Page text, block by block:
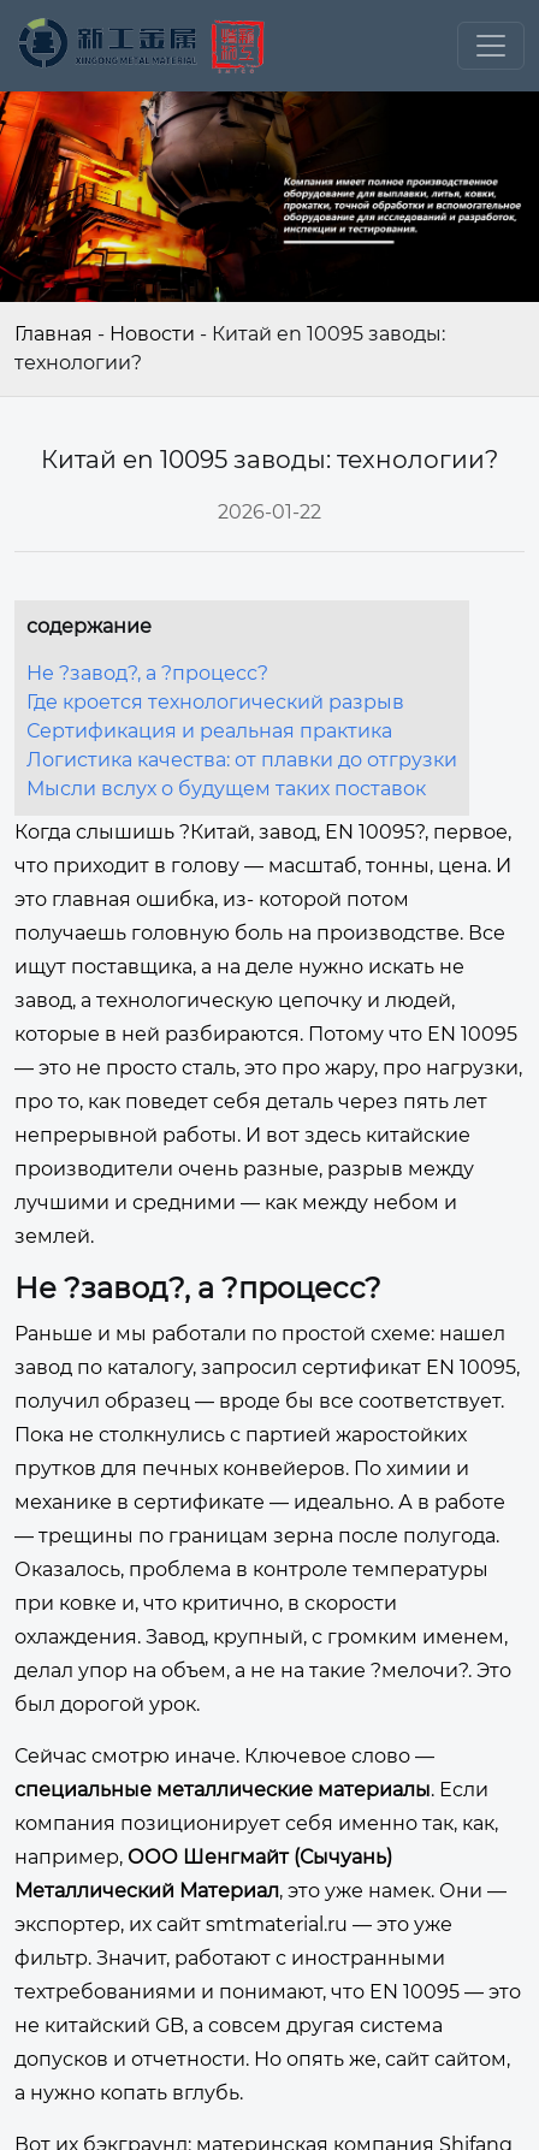
Главная - Новости - Китай en 10095 заводы:
технологии?
Китай en 10095 заводы: технологии?
2026-01-22
содержание
Не ?завод?, а ?процесс?
Где кроется технологический разрыв
Сертификация и реальная практика
Логистика качества: от плавки до отгрузки
Мысли вслух о будущем таких поставок
Когда слышишь ?Китай, завод, EN 10095?, первое,
что приходит в голову — масштаб, тонны, цена. И
это главная ошибка, из- которой потом
получаешь головную боль на производстве. Все
ищут поставщика, а на деле нужно искать не
завод, а технологическую цепочку и людей,
которые в ней разбираются. Потому что EN 10095
— это не просто сталь, это про жару, про нагрузки,
про то, как поведет себя деталь через пять лет
непрерывной работы. И вот здесь китайские
производители очень разные, разрыв между
лучшими и средними — как между небом и
землей.
Не ?завод?, а ?процесс?
Раньше и мы работали по простой схеме: нашел
завод по каталогу, запросил сертификат EN 10095,
получил образец — вроде бы все соответствует.
Пока не столкнулись с партией жаростойких
прутков для печных конвейеров. По химии и
механике в сертификате — идеально. А в работе
— трещины по границам зерна после полугода.
Оказалось, проблема в контроле температуры
при ковке и, что критично, в скорости
охлаждения. Завод, крупный, с громким именем,
делал упор на объем, а не на такие ?мелочи?. Это
был дорогой урок.
Сейчас смотрю иначе. Ключевое слово —
специальные металлические материалы. Если
компания позиционирует себя именно так, как,
например, ООО Шенгмайт (Сычуань)
Металлический Материал, это уже намек. Они —
экспортер, их сайт smtmaterial.ru — это уже
фильтр. Значит, работают с иностранными
техтребованиями и понимают, что EN 10095 — это
не китайский GB, а совсем другая система
допусков и отчетности. Но опять же, сайт сайтом,
а нужно копать вглубь.
Вот их бэкграунд: материнская компания Shifang